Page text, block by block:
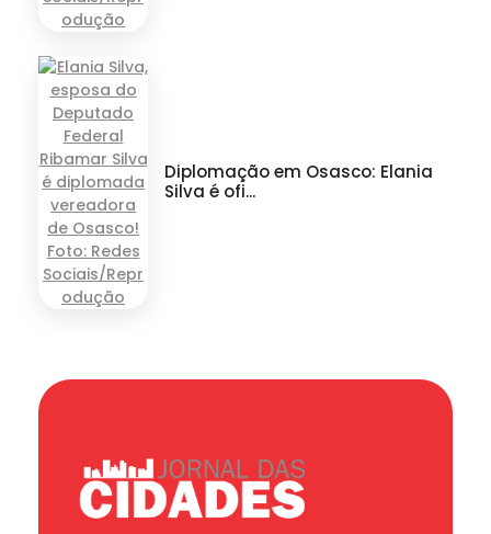
Diplomação em Osasco: Elania
Silva é ofi...